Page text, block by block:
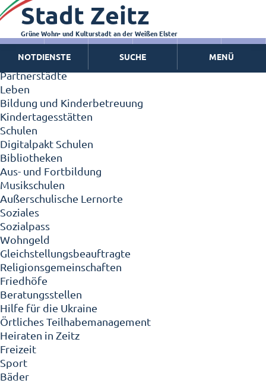
Zeitz - Die Kleinstadt
Willkommen in Zeitz!
Interview mit Oberbürgermeister Christian Thieme
Zeitz - Stadt der Zukunft
Ortschaften
Partnerstädte
Leben
Bildung und Kinderbetreuung
Kindertagesstätten
Schulen
Digitalpakt Schulen
Bibliotheken
Aus- und Fortbildung
Musikschulen
Außerschulische Lernorte
Soziales
Sozialpass
Wohngeld
Gleichstellungsbeauftragte
Religionsgemeinschaften
Friedhöfe
Beratungsstellen
Hilfe für die Ukraine
Örtliches Teilhabemanagement
Heiraten in Zeitz
Freizeit
Sport
Bäder
Stadt Zeitz
Grüne Wohn- und Kulturstadt an der Weißen Elster
NOTDIENSTE SUCHE MENÜ